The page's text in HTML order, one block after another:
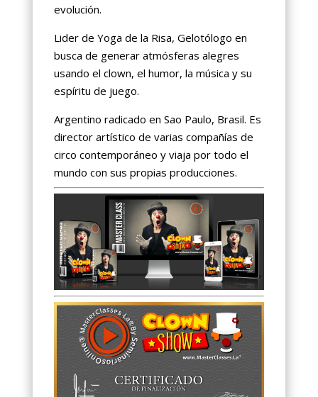
evolución.
Lider de Yoga de la Risa, Gelotólogo en
busca de generar atmósferas alegres
usando el clown, el humor, la música y su
espíritu de juego.
Argentino radicado en Sao Paulo, Brasil. Es
director artístico de varias compañías de
circo contemporáneo y viaja por todo el
mundo con sus propias producciones.